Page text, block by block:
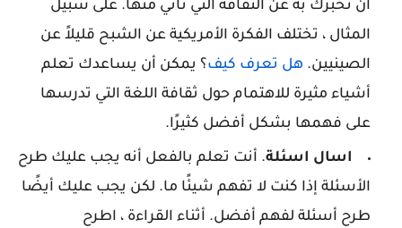
أن تخبرك به عن الثقافة التي تأتي منها. على سبيل
المثال ، تختلف الفكرة الأمريكية عن الشبح قليلاً عن
الصينيين. هل تعرف كيف؟ يمكن أن يساعدك تعلم
أشياء مثيرة للاهتمام حول ثقافة اللغة التي تدرسها
على فهمها بشكل أفضل كثيرًا.
اسال اسئلة. أنت تعلم بالفعل أنه يجب عليك طرح
الأسئلة إذا كنت لا تفهم شيئًا ما. لكن يجب عليك أيضًا
طرح أسئلة لفهم أفضل. أثناء القراءة ، اطرح